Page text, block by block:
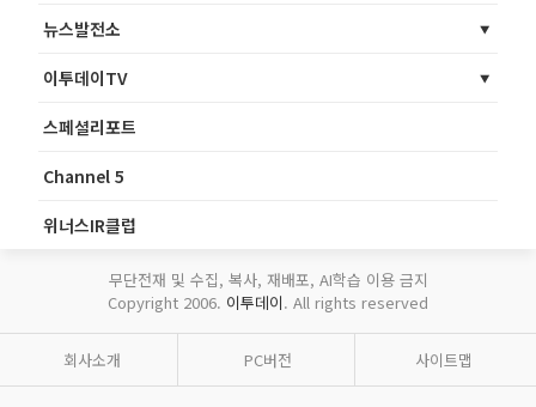
뉴스발전소
이투데이TV
스페셜리포트
Channel 5
위너스IR클럽
무단전재 및 수집, 복사, 재배포, AI학습 이용 금지
Copyright 2006. 이투데이. All rights reserved
회사소개 PC버전 사이트맵